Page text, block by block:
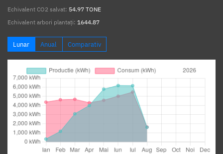
Echivalent CO2 salvat: 54.97 TONE
Echivalent arbori plantați: 1644.87
Lunar Anual Comparativ